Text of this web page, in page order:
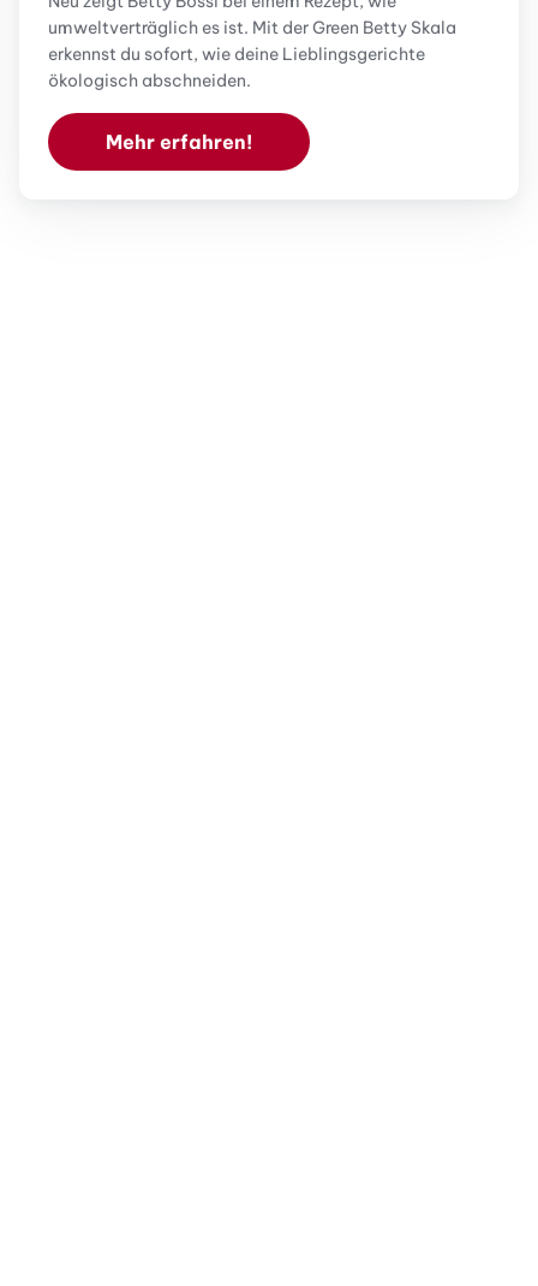
umweltverträglich es ist. Mit der Green Betty Skala
erkennst du sofort, wie deine Lieblingsgerichte
ökologisch abschneiden.
Mehr erfahren!